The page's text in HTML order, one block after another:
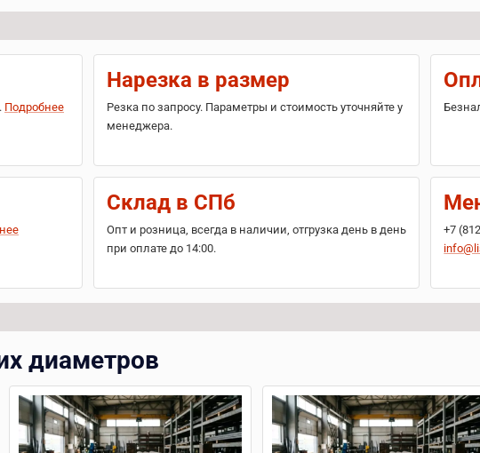
Подробнее
Нарезка в размер
Резка по запросу. Параметры и стоимость уточняйте у
менеджера.
Склад в СПб
Опт и розница, всегда в наличии, отгрузка день в день
при оплате до 14:00.
+7
диаметров